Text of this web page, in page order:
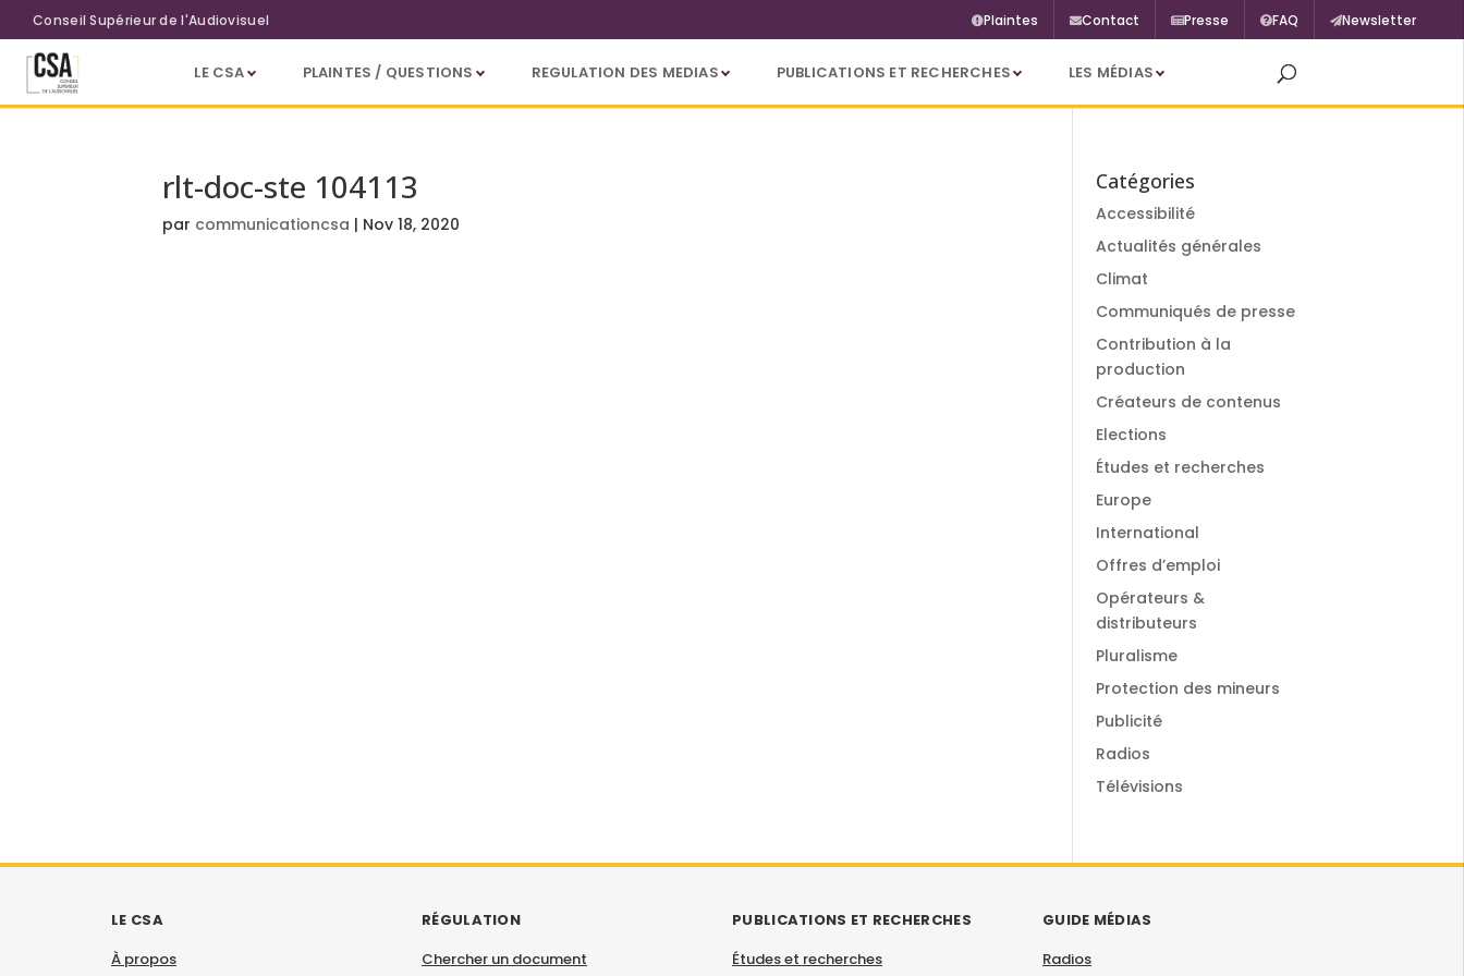
Aller au contenu principal
Conseil Supérieur de l'Audiovisuel Plaintes Contact Presse FAQ Newsletter
LE CSA PLAINTES / QUESTIONS REGULATION DES MEDIAS PUBLICATIONS ET RECHERCHES LES MÉDIAS
rlt-doc-ste 104113
par communicationcsa | Nov 18, 2020
Catégories
Accessibilité
Actualités générales
Climat
Communiqués de presse
Contribution à la
production
Créateurs de contenus
Elections
Études et recherches
Europe
International
Offres d’emploi
Opérateurs &
distributeurs
Pluralisme
Protection des mineurs
Publicité
Radios
Télévisions
LE CSA
À propos
RÉGULATION
Chercher un document
PUBLICATIONS ET RECHERCHES
Études et recherches
GUIDE MÉDIAS
Radios